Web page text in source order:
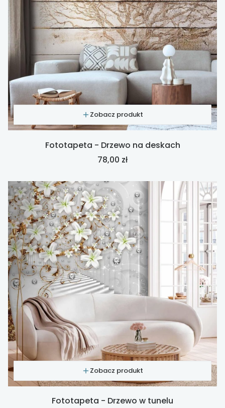
Zobacz produkt
Fototapeta - Drzewo na deskach
Cena
78,00 zł
Zobacz produkt
Fototapeta - Drzewo w tunelu